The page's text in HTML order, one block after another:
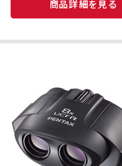
商品詳細を見る